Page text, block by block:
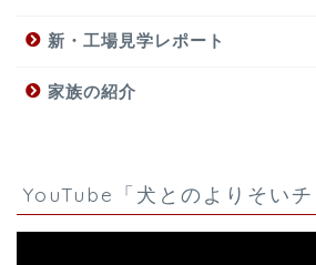
新・工場見学レポート
家族の紹介
YouTube「犬とのよりそいチ